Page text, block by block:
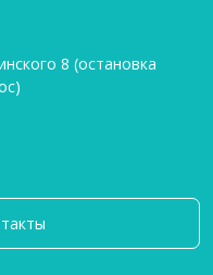
8 (остановка